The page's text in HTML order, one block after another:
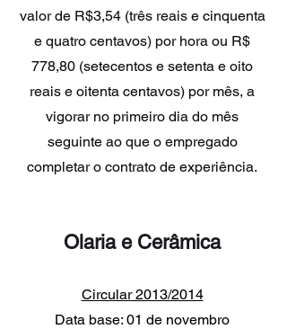
valor de R$3,54 (três reais e cinquenta
e quatro centavos) por hora ou R$
778,80 (setecentos e setenta e oito
reais e oitenta centavos) por mês, a
vigorar no primeiro dia do mês
seguinte ao que o empregado
completar o contrato de experiência.
Olaria e Cerâmica
Circular 2013/2014
Data base: 01 de novembro